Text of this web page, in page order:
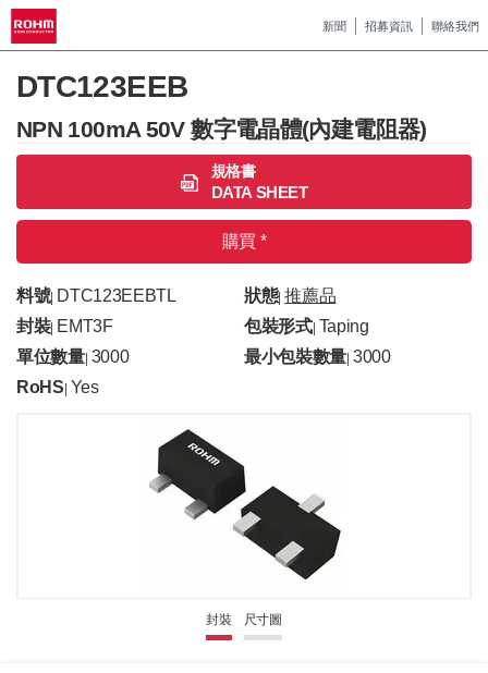
新聞 招募資訊 聯絡我們
DTC123EEB
NPN 100mA 50V 數字電晶體(內建電阻器)
規格書
DATA SHEET
購買 *
料號| DTC123EEBTL 狀態|推薦品
封裝| EMT3F 包裝形式| Taping
單位數量| 3000 最小包裝數量 |3000
RoHS Yes
封裝 尺寸圖